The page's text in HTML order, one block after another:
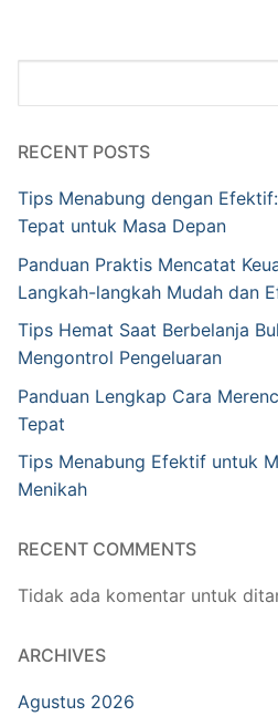
RECENT POSTS
Tips Menabung dengan
Tepat untuk Masa Depan
Panduan Praktis Mencatat
Langkah-langkah Mudah dan
Tips Hemat Saat Berbelanja
Mengontrol Pengeluaran
Panduan Lengkap Cara
Tepat
Tips Menabung Efektif untuk
Menikah
RECENT COMMENTS
Tidak ada komentar untuk
ARCHIVES
Agustus 2026